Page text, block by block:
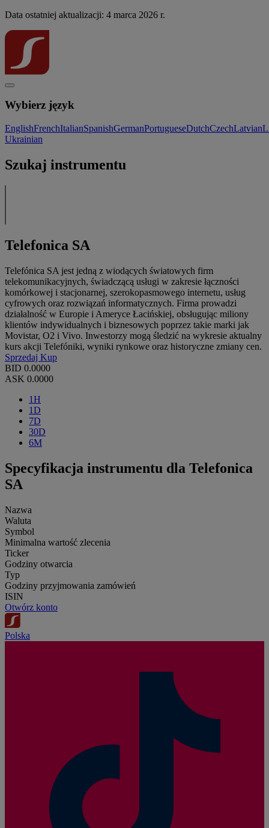
Data ostatniej aktualizacji: 4 marca 2026 r.
Wybierz język
EnglishFrenchItalianSpanishGermanPortugueseDutchCzechLatvian
Ukrainian
Szukaj instrumentu
Telefonica SA
Telefónica SA jest jedną z wiodących światowych firm
telekomunikacyjnych, świadczącą usługi w zakresie łączności
komórkowej i stacjonarnej, szerokopasmowego internetu, usług
cyfrowych oraz rozwiązań informatycznych. Firma prowadzi
działalność w Europie i Ameryce Łacińskiej, obsługując miliony
klientów indywidualnych i biznesowych poprzez takie marki jak
Movistar, O2 i Vivo. Inwestorzy mogą śledzić na wykresie aktualny
kurs akcji Telefóniki, wyniki rynkowe oraz historyczne zmiany cen.
Sprzedaj Kup
BID 0.0000
ASK 0.0000
1H
1D
7D
30D
6M
Specyfikacja instrumentu dla Telefonica
SA
Nazwa
Waluta
Symbol
Minimalna wartość zlecenia
Ticker
Godziny otwarcia
Typ
Godziny przyjmowania zamówień
ISIN
Otwórz konto
Polska